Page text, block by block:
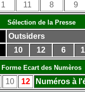
1 11 8 9
Sélection de la Presse
Outsiders
10 12 6
Forme Ecart des Numèros
10 12 Numéros à